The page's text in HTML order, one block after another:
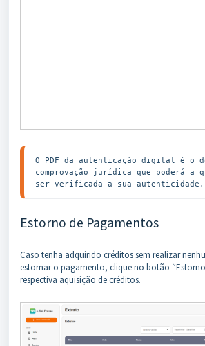
O PDF da autenticação digital é o
comprovação jurídica que poderá a
ser verificada a sua autenticidade.
Estorno de Pagamentos
Caso tenha adquirido créditos sem realizar
estornar o pagamento, clique no botão
respectiva aquisição de créditos.